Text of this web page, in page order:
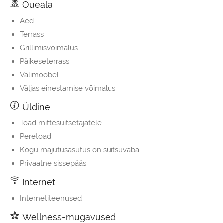
Õueala
Aed
Terrass
Grillimisvõimalus
Päikeseterrass
Välimööbel
Väljas einestamise võimalus
Üldine
Toad mittesuitsetajatele
Peretoad
Kogu majutusasutus on suitsuvaba
Privaatne sissepääs
Internet
Internetiteenused
Wellness-mugavused